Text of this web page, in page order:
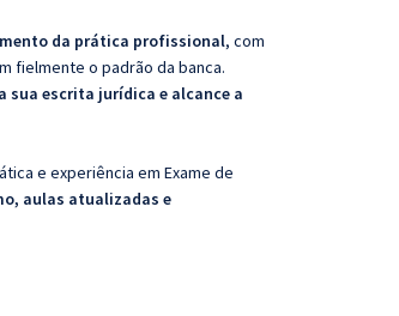
da prática profissional, com
fielmente o padrão da banca.
escrita jurídica e alcance a
e experiência em Exame de
aulas atualizadas e